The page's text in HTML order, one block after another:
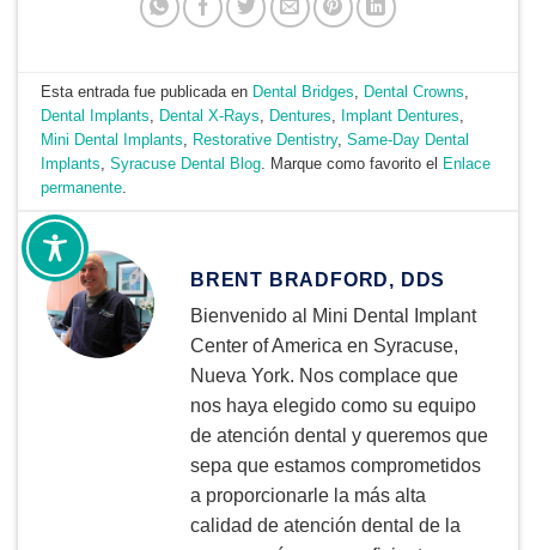
Esta entrada fue publicada en Dental Bridges, Dental Crowns,
Dental Implants, Dental X-Rays, Dentures, Implant Dentures,
Mini Dental Implants, Restorative Dentistry,Same-Day Dental
Implants,Syracuse Dental Blog. Marque como favorito el Enlace
permanente.
BRENT BRADFORD, DDS
Bienvenido al Mini Dental Implant
Center of America en Syracuse,
Nueva York. Nos complace que
nos haya elegido como su equipo
de atención dental y queremos que
sepa que estamos comprometidos
a proporcionarle la más alta
calidad de atención dental de la